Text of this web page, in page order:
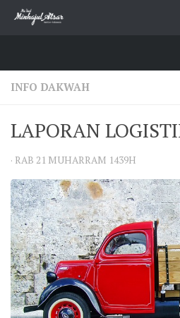
Skip to content
INFO DAKWAH
LAPORAN
· RAB 21 MUHARRAM 1439H